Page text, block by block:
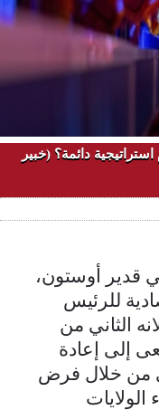
دائمة؟ (خبير
قدير أوستون،
للرئيس
الثاني من
إلى إعادة
من خلال فرض